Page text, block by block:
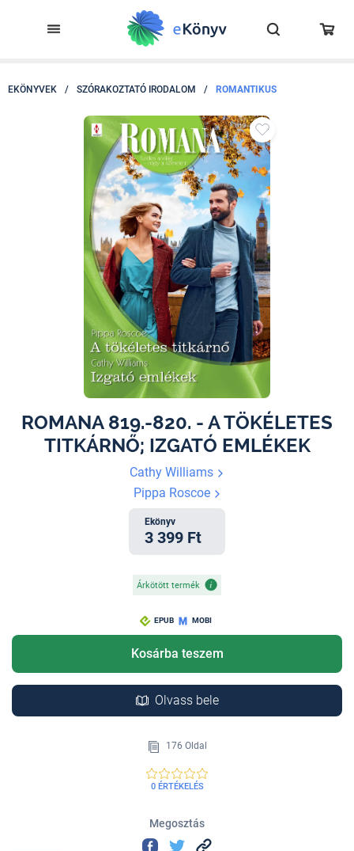
EKÖNYVEK / SZÓRAKOZTATÓ IRODALOM / ROMANTIKUS
ROMANA 819.-820. - A TÖKÉLETES
TITKÁRNŐ; IZGATÓ EMLÉKEK
Cathy Williams
Pippa Roscoe
Ekönyv
3 399 Ft
Árkötött termék
EPUB MOBI
Kosárba teszem
Olvass bele
176 Oldal
0 ÉRTÉKELÉS
Megosztás